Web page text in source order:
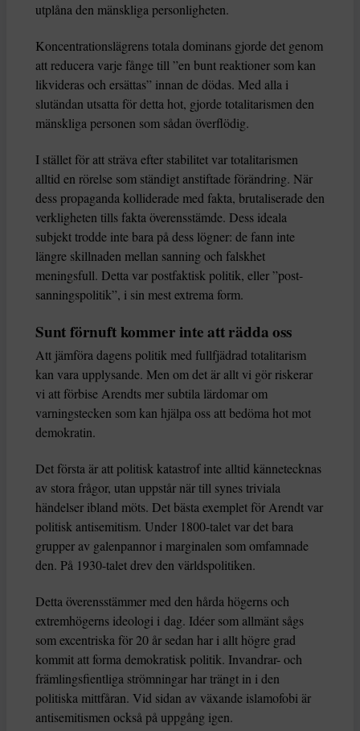
utplåna den mänskliga personligheten.
Koncentrationslägrens totala dominans gjorde det genom
att reducera varje fånge till ”en bunt reaktioner som kan
likvideras och ersättas” innan de dödas. Med alla i
slutändan utsatta för detta hot, gjorde totalitarismen den
mänskliga personen som sådan överflödig.
I stället för att sträva efter stabilitet var totalitarismen
alltid en rörelse som ständigt anstiftade förändring. När
dess propaganda kolliderade med fakta, brutaliserade den
verkligheten tills fakta överensstämde. Dess ideala
subjekt trodde inte bara på dess lögner: de fann inte
längre skillnaden mellan sanning och falskhet
meningsfull. Detta var postfaktisk politik, eller ”post-
sanningspolitik”, i sin mest extrema form.
Sunt förnuft kommer inte att rädda oss
Att jämföra dagens politik med fullfjädrad totalitarism
kan vara upplysande. Men om det är allt vi gör riskerar
vi att förbise Arendts mer subtila lärdomar om
varningstecken som kan hjälpa oss att bedöma hot mot
demokratin.
Det första är att politisk katastrof inte alltid kännetecknas
av stora frågor, utan uppstår när till synes triviala
händelser ibland möts. Det bästa exemplet för Arendt var
politisk antisemitism. Under 1800-talet var det bara
grupper av galenpannor i marginalen som omfamnade
den. På 1930-talet drev den världspolitiken.
Detta överensstämmer med den hårda högerns och
extremhögerns ideologi i dag. Idéer som allmänt sågs
som excentriska för 20 år sedan har i allt högre grad
kommit att forma demokratisk politik. Invandrar- och
främlingsfientliga strömningar har trängt in i den
politiska mittfåran. Vid sidan av växande islamofobi är
antisemitismen också på uppgång igen.